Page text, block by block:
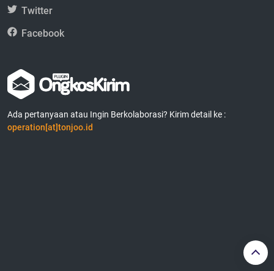
Twitter
Facebook
Ada pertanyaan atau Ingin Berkolaborasi? Kirim detail ke :
operation[at]tonjoo.id